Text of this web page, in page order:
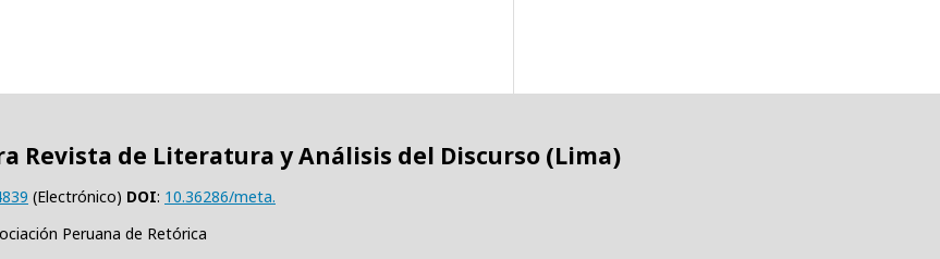
Revista de Literatura y Análisis del Discurso (Lima)
(Electrónico) DOI: 10.36286/meta.
Peruana de Retórica